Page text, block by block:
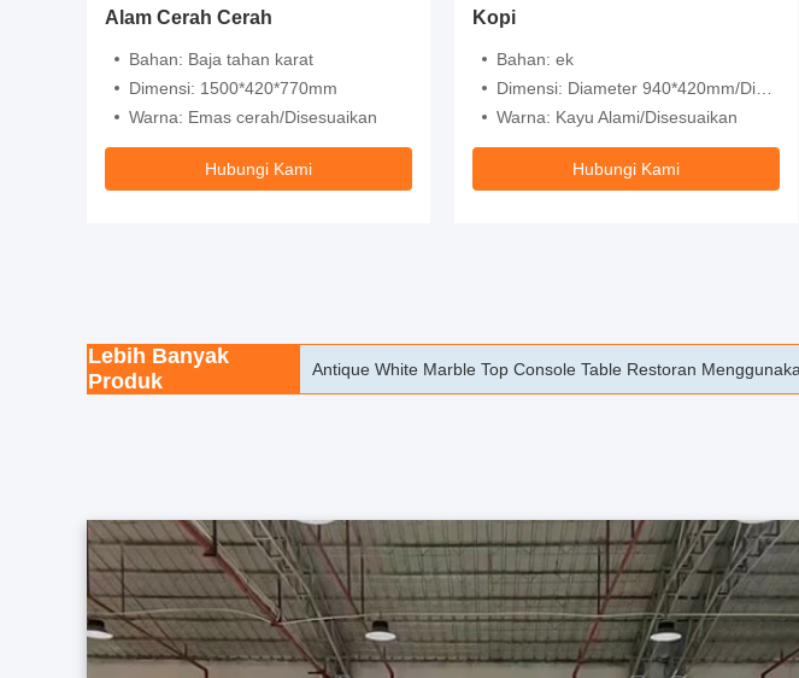
Alam Cerah Cerah
Bahan: Baja tahan karat
Dimensi: 1500*420*770mm
Warna: Emas cerah/Disesuaikan
Hubungi Kami
Kopi
Bahan: ek
Dimensi: Diameter 940*420mm/Dia 460*480mm
Warna: Kayu Alami/Disesuaikan
Hubungi Kami
Lebih Banyak
Produk
Meja Konsol Emas Kuning Asli Marmer Dengan Dasar Logam